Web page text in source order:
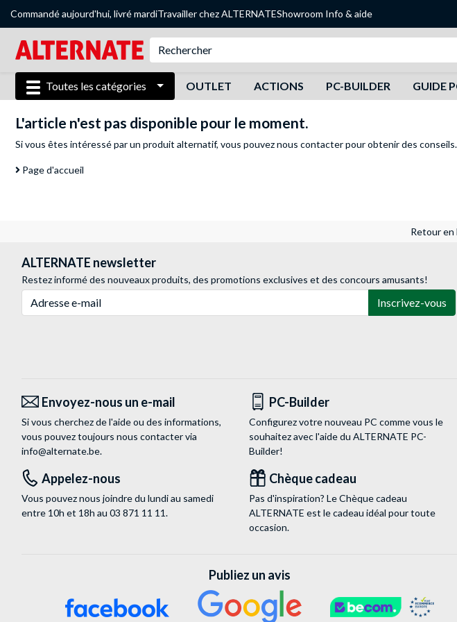
Commandé aujourd'hui, livré mardiTravailler chez ALTERNATEShowroom Info & aide
Toutes les catégories OUTLET ACTIONS PC-BUILDER GUIDE
L'article n'est pas disponible pour le moment.
Si vous êtes intéressé par un produit alternatif, vous pouveznous contacterpour obtenir des conseils.
Page d'accueil
Retour en
ALTERNATE newsletter
Restez informé des nouveaux produits, des promotions exclusives et des concours amusants!
Inscrivez-vous
Envoyez-nous un e-mail
Si vous cherchez de l'aide ou des informations,
vous pouvez toujours nous contacter via
info@alternate.be.
PC-Builder
Configurez votre nouveau PC comme vous le
souhaitez avec l'aide du ALTERNATE PC-
Builder!
Appelez-nous
Vous pouvez nous joindre du lundi au samedi
entre 10h et 18h au 03 871 11 11.
Chèque cadeau
Pas d'inspiration? Le Chèque cadeau
ALTERNATE est le cadeau idéal pour toute
occasion.
Publiez un avis